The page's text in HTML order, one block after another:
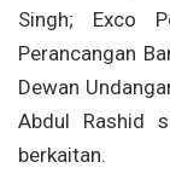
Singh; Exco
Perancangan
Dewan
Abdul Rashid
berkaitan.